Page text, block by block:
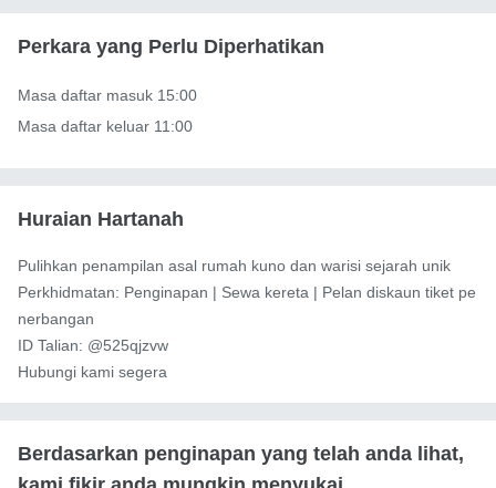
Perkara yang Perlu Diperhatikan
Masa daftar masuk 15:00
Masa daftar keluar 11:00
Huraian Hartanah
Pulihkan penampilan asal rumah kuno dan warisi sejarah unik
Perkhidmatan: Penginapan | Sewa kereta | Pelan diskaun tiket pe
nerbangan
ID Talian: @525qjzvw
Hubungi kami segera
Berdasarkan penginapan yang telah anda lihat,